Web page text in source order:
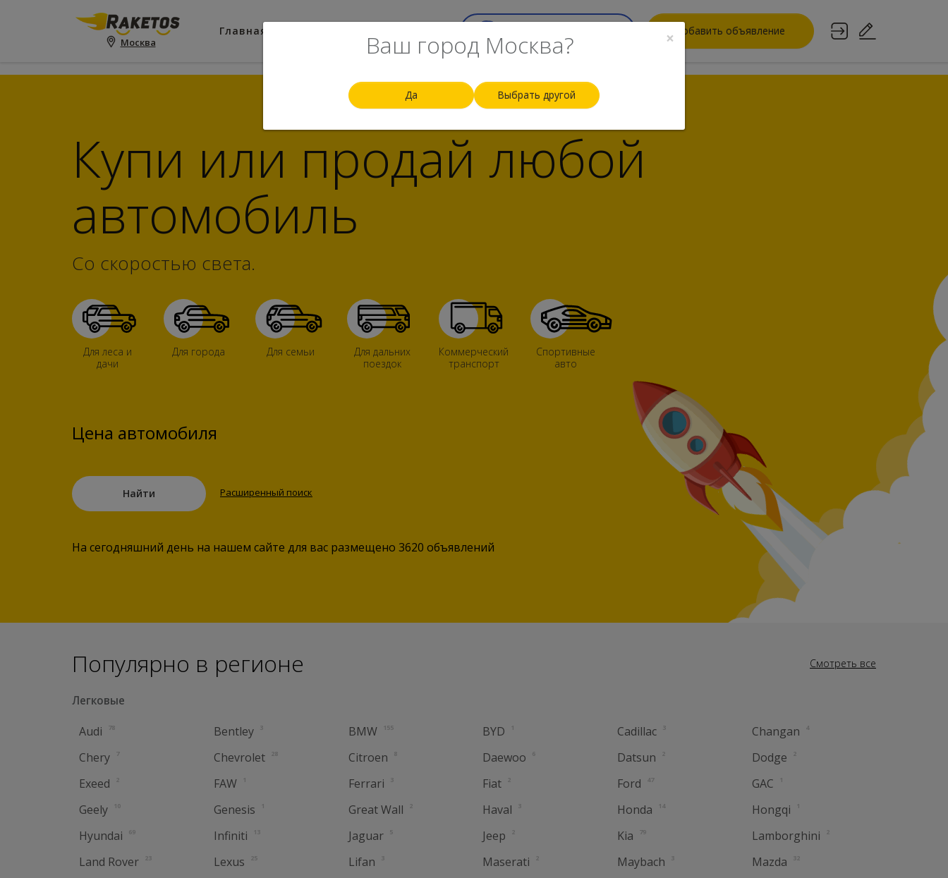
Москва
Главная Добавить объявление
Купи или продай любой
автомобиль
Со скоростью света.
Для леса и
дачи
Для города Для семьи
Для дальних
поездок
Коммерческий
транспорт
Спортивные
авто
Цена автомобиля
Найти Расширенный поиск
На сегодняшний день на нашем сайте для вас размещено 3620 объявлений
Популярно в регионе Смотреть все
Легковые
Audi 78 Bentley 3 BMW 155 BYD 1 Cadillac 3 Changan 4
Chery 7 Chevrolet 28 Citroen 8 Daewoo 6 Datsun 2 Dodge 2
Exeed 2 FAW 1 Ferrari 3 Fiat 2 Ford 47 GAC 1
Geely 10 Genesis 1 Great Wall 2 Haval 3 Honda 14 Hongqi 1
Hyundai 69 Infiniti 13 Jaguar 5 Jeep 2 Kia 79 Lamborghini 2
Land Rover 23 Lexus 25 Lifan 3 Maserati 2 Maybach 3 Mazda 32
×
Ваш город Москва?
Да Выбрать другой